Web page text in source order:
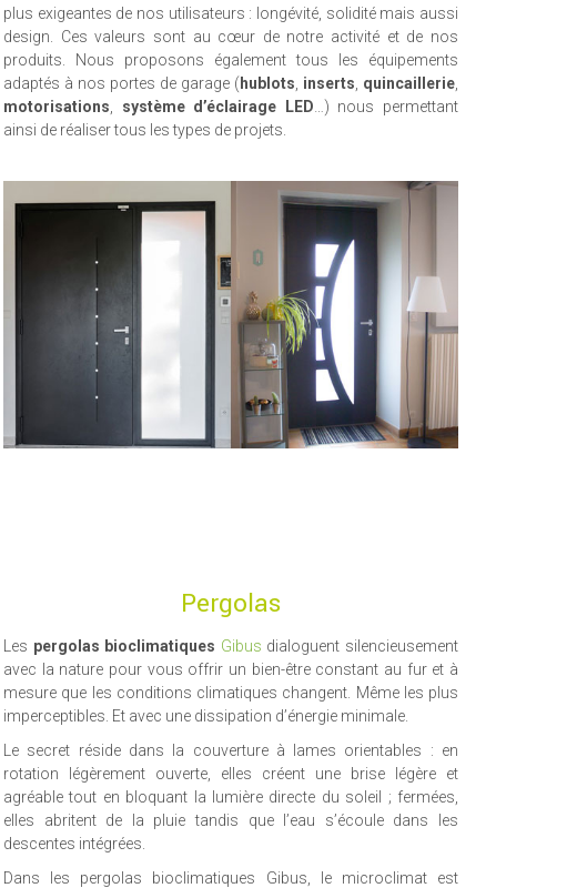
plus exigeantes de nos utilisateurs : longévité, solidité mais aussi
design. Ces valeurs sont au cœur de notre activité et de nos
produits. Nous proposons également tous les équipements
adaptés à nos portes de garage ( hublots inserts quincaillerie
motorisations
système d’éclairage LED …) nous permettant
ainsi de réaliser tous les types de projets.
Pergolas
Les pergolas bioclimatiques Gibus dialoguent silencieusement
avec la nature pour vous offrir un bien-être constant au fur et à
mesure que les conditions climatiques changent. Même les plus
imperceptibles. Et avec une dissipation d’énergie minimale.
Le secret réside dans la couverture à lames orientables : en
rotation légèrement ouverte, elles créent une brise légère et
agréable tout en bloquant la lumière directe du soleil ; fermées,
elles abritent de la pluie tandis que l’eau s’écoule dans les
descentes intégrées.
Dans les pergolas bioclimatiques Gibus, le microclimat est